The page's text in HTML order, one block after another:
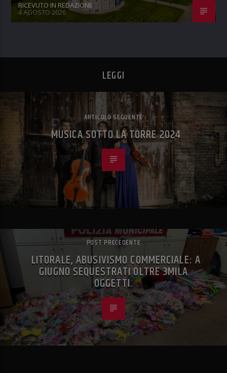
RICEVUTO IN REDAZIONE
4 AGOSTO 2026
LEGGI
ARTICOLO SEGUENTE
MUSICA SOTTO LA TORRE 2024
POST PRECEDENTE
LITORALE, ABUSIVISMO COMMERCIALE: A
GIUGNO SEQUESTRATI OLTRE 3MILA
OGGETTI.